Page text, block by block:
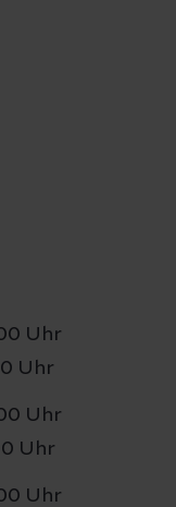
Uhr
Uhr
Uhr
Uhr
Uhr